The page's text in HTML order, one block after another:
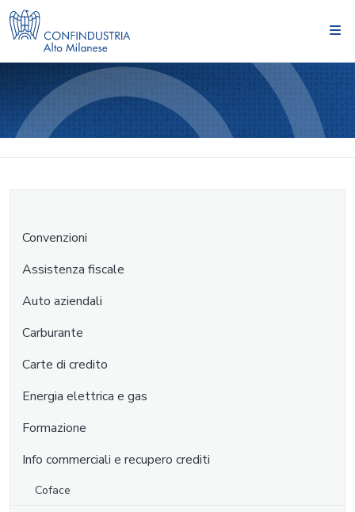
Convenzioni
Assistenza fiscale
Auto aziendali
Carburante
Carte di credito
Energia elettrica e gas
Formazione
Info commerciali e recupero crediti
Coface